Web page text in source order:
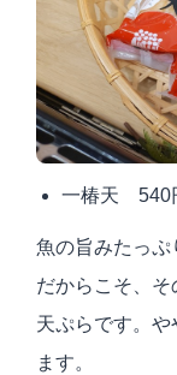
一椿天 540
魚の旨みたっ
だからこそ、
天ぷらです。や
ます。